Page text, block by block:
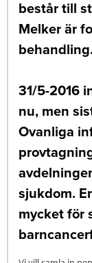
består till
Melker är
31/5-2016
nu, men
Ovanliga
sjukdom.
mycket för